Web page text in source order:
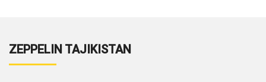
ZEPPELIN TAJIKISTAN